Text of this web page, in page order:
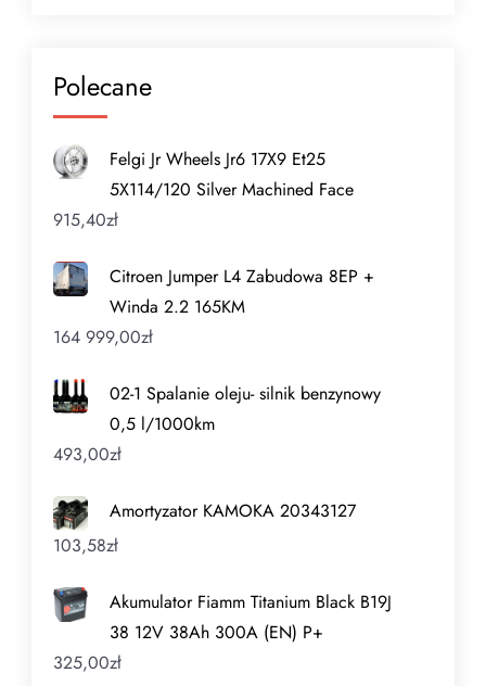
Polecane
Felgi Jr Wheels Jr6 17X9 Et25
5X114/120 Silver Machined Face
915,40zł
Citroen Jumper L4 Zabudowa 8EP +
Winda 2.2 165KM
164 999,00zł
02-1 Spalanie oleju- silnik benzynowy
0,5 l/1000km
493,00zł
Amortyzator KAMOKA 20343127
103,58zł
Akumulator Fiamm Titanium Black B19J
38 12V 38Ah 300A (EN) P+
325,00zł